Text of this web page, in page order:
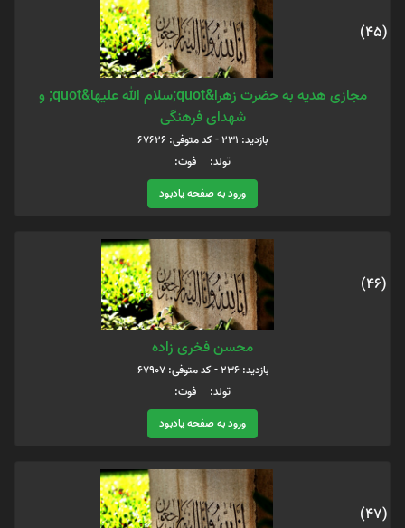
(45)
مجازی هدیه به حضرت زهرا&quot;سلام الله علیها&quot; و
شهدای فرهنگی
بازدید: 231 - کد متوفی: 67626
تولد: فوت:
ورود به صفحه یادبود
(46)
محسن فخری زاده
بازدید: 236 - کد متوفی: 67907
تولد: فوت:
ورود به صفحه یادبود
(47)